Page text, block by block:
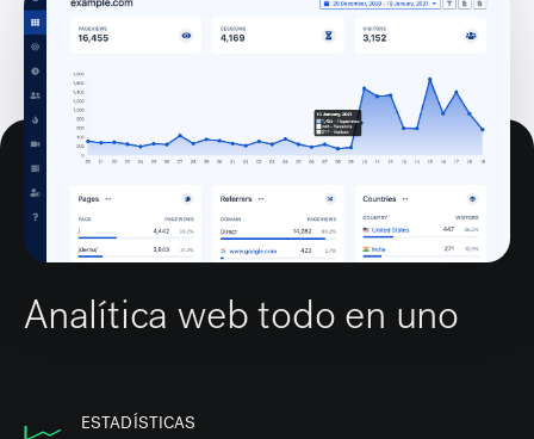
Analítica web todo en uno
ESTADÍSTICAS